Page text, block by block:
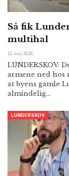
Så fik
multihal
12. maj 2026
LUNDERSKOV:
armene ned hos
at byens gamle
almindelig…
LUNDERSKOV